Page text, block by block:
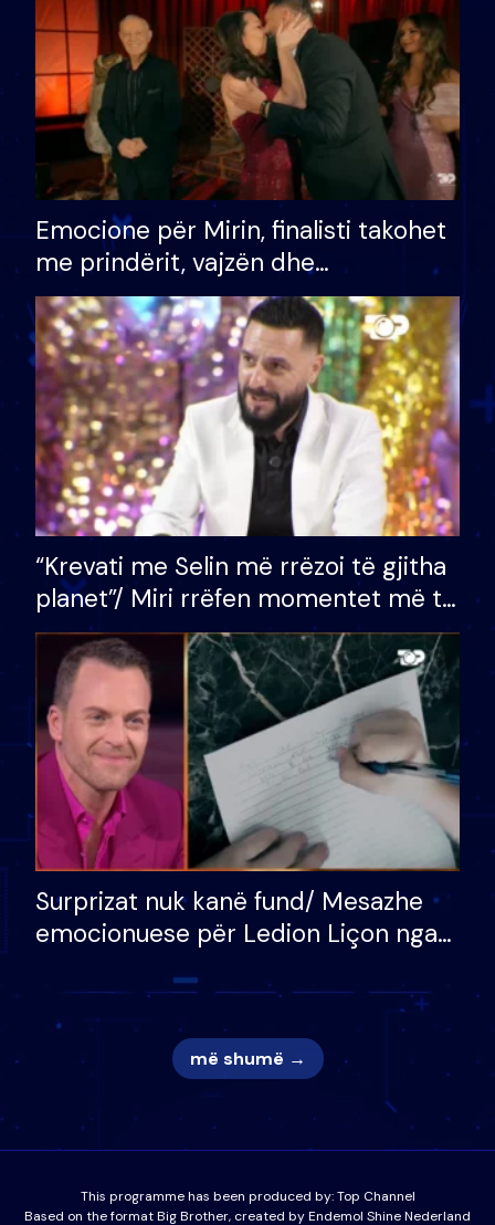
Emocione për Mirin, finalisti takohet
me prindërit, vajzën dhe
bashkëshorten: S’kemi ndonjë letër
divorci apo jo?
“Krevati me Selin më rrëzoi të gjitha
planet”/ Miri rrëfen momentet më të
bukura në shtëpinë e BB VIP: Do më
mungojë zilja e mëngjesit kur…
Surprizat nuk kanë fund/ Mesazhe
emocionuese për Ledion Liçon nga
nuk i mban dot lotët: Nuk meritoj…
më shumë →
This programme has been produced by:Top Channel
Based on the format Big Brother, created by Endemol Shine Nederland